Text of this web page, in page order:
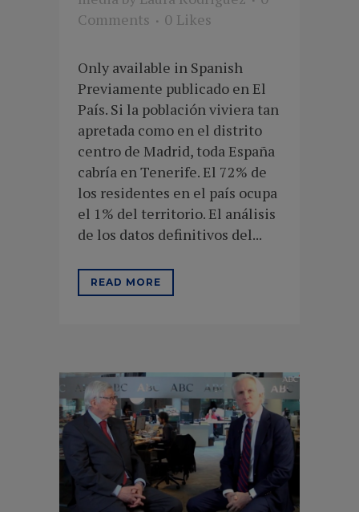
Comments
0 Likes
Only available in Spanish
Previamente publicado en El
País. Si la población viviera tan
apretada como en el distrito
centro de Madrid, toda España
cabría en Tenerife. El 72% de
los residentes en el país ocupa
el 1% del territorio. El análisis
de los datos definitivos del...
READ MORE